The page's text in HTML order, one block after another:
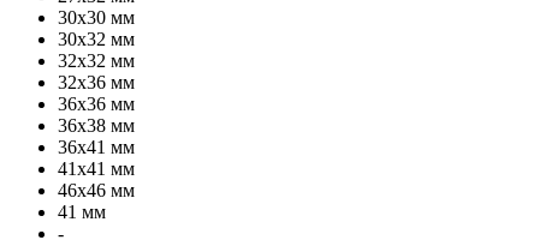
30х30 мм
30х32 мм
32х32 мм
32х36 мм
36х36 мм
36х38 мм
36х41 мм
41х41 мм
46х46 мм
41 мм
-